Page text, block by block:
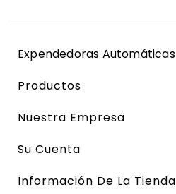
Expendedoras Automáticas
Productos
Nuestra Empresa
Su Cuenta
Información De La Tienda